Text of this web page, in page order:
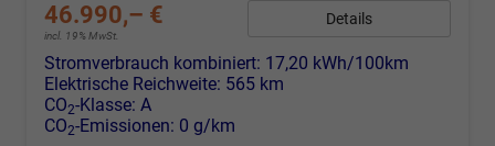
46.990,– €
incl. 19% MwSt.
Details
Stromverbrauch kombiniert: 17,20 kWh/100km
Elektrische Reichweite: 565 km
CO2-Klasse: A
CO2-Emissionen: 0 g/km